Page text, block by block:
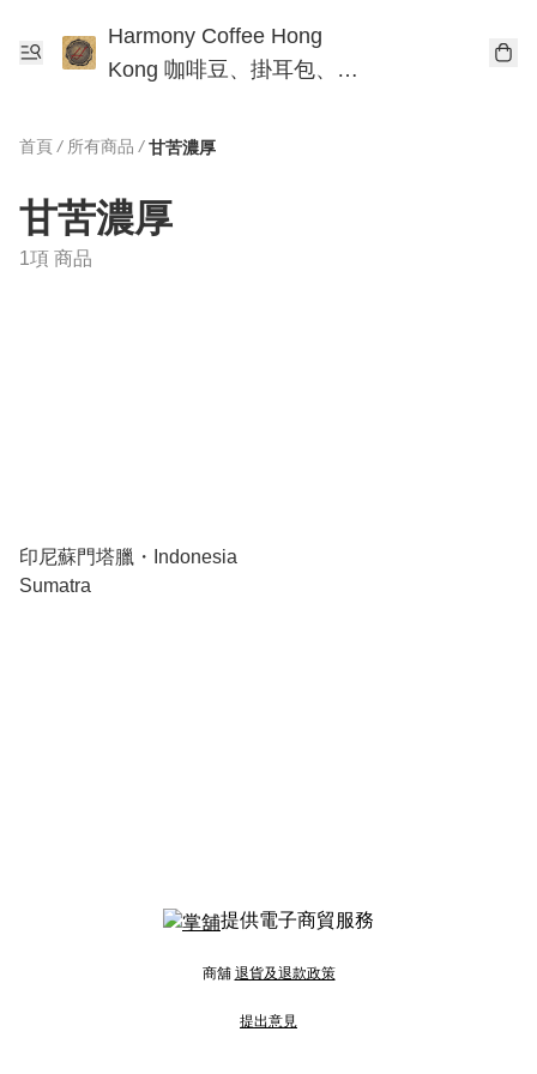
Harmony Coffee Hong
Kong 咖啡豆、掛耳包、手
首頁 / 所有商品 / 甘苦濃厚
甘苦濃厚
1項 商品
印尼蘇門塔臘・Indonesia
Sumatra
提供電子商貿服務
商舖 退貨及退款政策
提出意見